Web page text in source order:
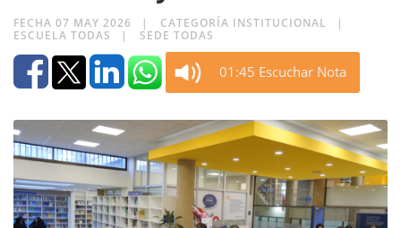
FECHA 07 MAY 2026
CATEGORÍA INSTITUCIONAL
ESCUELA TODAS
SEDE TODAS
01:45 Escuchar Nota